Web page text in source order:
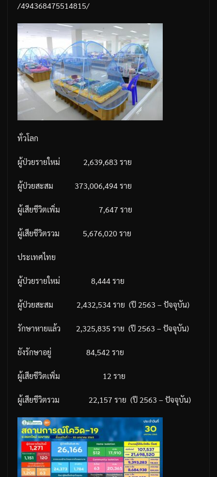
/494368475514815/
ทั่วโลก
ผู้ป่วยรายใหม่ 2,639,683 ราย
ผู้ป่วยสะสม 373,006,494ราย
ผู้เสียชีวิตเพิ่ม 7,647 ราย
ผู้เสียชีวิตรวม 5,676,020ราย
ประเทศไทย
ผู้ป่วยรายใหม่ 8,444ราย
ผู้ป่วยสะสม 2,432,534ราย (ปี 2563 – ปัจจุบัน)
รักษาหายแล้ว 2,325,835 ราย (ปี 2563 – ปัจจุบัน)
ยังรักษาอยู่ 84,542 ราย
ผู้เสียชีวิตเพิ่ม 12 ราย
ผู้เสียชีวิตรวม 22,157 ราย (ปี 2563 – ปัจจุบัน)